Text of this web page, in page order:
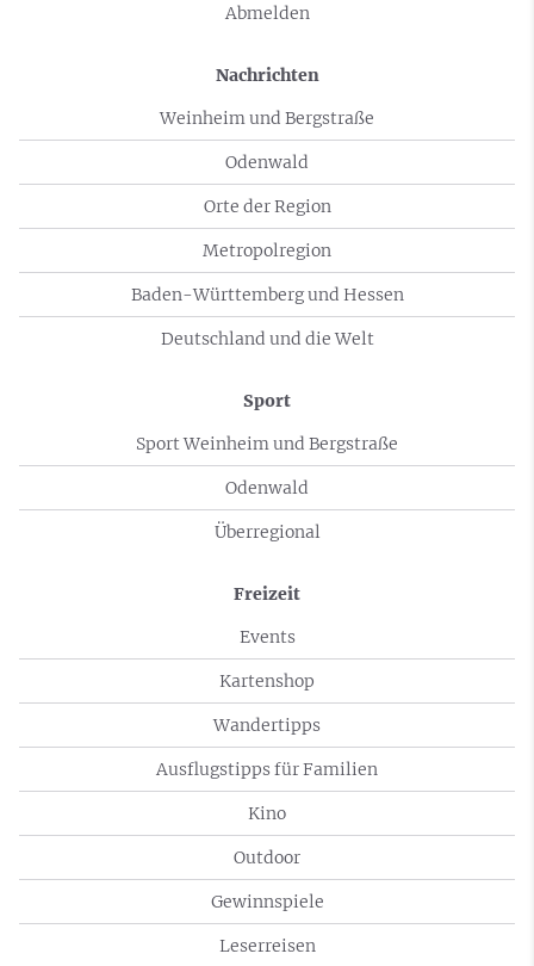
Abmelden
Nachrichten
Weinheim und Bergstraße
Odenwald
Orte der Region
Metropolregion
Baden-Württemberg und Hessen
Deutschland und die Welt
Sport
Sport Weinheim und Bergstraße
Odenwald
Überregional
Freizeit
Events
Kartenshop
Wandertipps
Ausflugstipps für Familien
Kino
Outdoor
Gewinnspiele
Leserreisen